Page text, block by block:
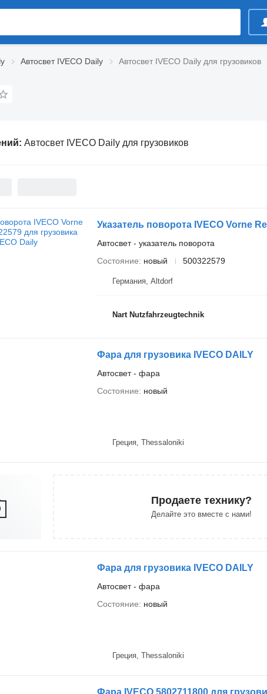
Автосвет IVECO Daily Автосвет IVECO Daily для грузовиков
Автосвет IVECO Daily для грузовиков
Указатель поворота IVECO Vorne
Автосвет - указатель поворота
Состояние
новый 500322579
Германия, Altdorf
Nart Nutzfahrzeugtechnik
Фара для грузовика IVECO DAILY
Автосвет - фара
Состояние
новый
Греция, Thessaloniki
Продаете технику?
Делайте это вместе с нами!
Фара для грузовика IVECO DAILY
Автосвет - фара
Состояние
новый
Греция, Thessaloniki
Фара IVECO 5802711800 для